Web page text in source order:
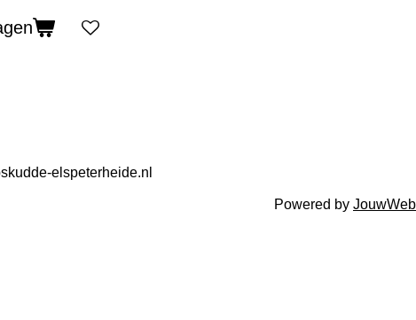
elspeterheide.nl
Powered by JouwWeb